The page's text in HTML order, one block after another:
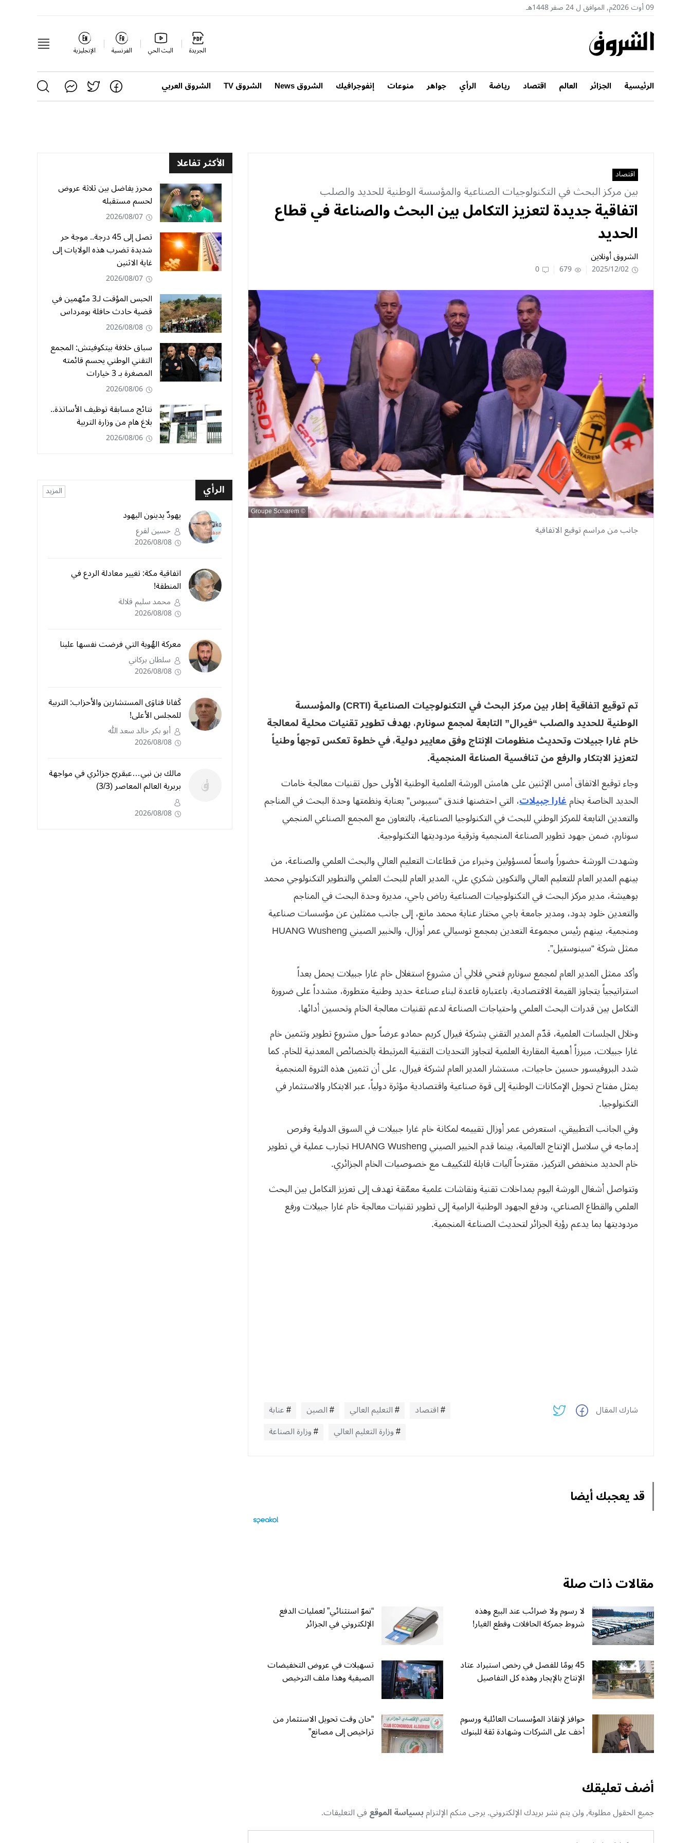
09 أوت 2026م, الموافق ل 24 صفر 1448هـ
الجريدة البث الحي الفرنسية الإنجليزية
الرئيسية الجزائر العالم اقتصاد رياضة الرأي جواهر منوعات إنفوجرافيك الشروق News الشروق TV الشروق العربي
اقتصاد
بين مركز البحث في التكنولوجيات الصناعية والمؤسسة الوطنية للحديد والصلب
اتفاقية جديدة لتعزيز التكامل بين البحث والصناعة في قطاع
الحديد
الشروق أونلاين
2025/12/02
679
0
Groupe Sonarem
جانب من مراسم توقيع الاتفاقية
تم توقيع اتفاقية إطار بين مركز البحث في التكنولوجيات الصناعية(CRTI)
والمؤسسة
الوطنية للحديد والصلب“فيرال”التابعة لمجمع سونارم، بهدف تطوير تقنيات محلية لمعالجة
خام غارا جبيلات وتحديث منظومات الإنتاج وفق معايير دولية، في خطوة تعكس توجهاً وطنياً
لتعزيز الابتكار والرفع من تنافسية الصناعة المنجمية.
وجاء توقيع الاتفاق أمس الإثنين على هامش الورشة العلمية الوطنية الأولى حول تقنيات معالجة خامات
الحديد الخاصة بخامغارا جبيلات، التي احتضنها فندق “سيبوس” بعنابة ونظمتها وحدة البحث في المناجم
والتعدين التابعة للمركز الوطني للبحث في التكنولوجيا الصناعية، بالتعاون مع المجمع الصناعي المنجمي
سونارم، ضمن جهود تطوير الصناعة المنجمية وترقية مردوديتها التكنولوجية.
وشهدت الورشة حضوراً واسعاً لمسؤولين وخبراء من قطاعات التعليم العالي والبحث العلمي والصناعة، من
بينهم المدير العام للتعليم العالي والتكوين شكري علي، المدير العام للبحث العلمي والتطوير التكنولوجي محمد
بوهيشة، مدير مركز البحث في التكنولوجيات الصناعية رياض باجي، مديرة وحدة البحث في المناجم
والتعدين خلود بدود، ومدير جامعة باجي مختار عنابة محمد مانع، إلى جانب ممثلين عن مؤسسات صناعية
ومنجمية، بينهم رئيس مجموعة التعدين بمجمع توسيالي عمر أوزال، والخبير الصيني HUANG Wusheng
ممثل شركة “سينوستيل”.
وأكد ممثل المدير العام لمجمع سونارم فتحي فلالي أن مشروع استغلال خام غارا جبيلات يحمل بعداً
استراتيجياً يتجاوز القيمة الاقتصادية، باعتباره قاعدة لبناء صناعة حديد وطنية متطورة، مشدداً على ضرورة
التكامل بين قدرات البحث العلمي واحتياجات الصناعة لدعم تقنيات معالجة الخام وتحسين أدائها.
وخلال الجلسات العلمية، قدّم المدير التقني بشركة فيرال كريم حمادو عرضاً حول مشروع تطوير وتثمين خام
غارا جبيلات، مبرزاً أهمية المقاربة العلمية لتجاوز التحديات التقنية المرتبطة بالخصائص المعدنية للخام. كما
شدد البروفيسور حسين حاجيات، مستشار المدير العام لشركة فيرال، على أن تثمين هذه الثروة المنجمية
يمثل مفتاح تحويل الإمكانات الوطنية إلى قوة صناعية واقتصادية مؤثرة دولياً، عبر الابتكار والاستثمار في
التكنولوجيا.
وفي الجانب التطبيقي، استعرض عمر أوزال تقييمه لمكانة خام غارا جبيلات في السوق الدولية وفرص
إدماجه في سلاسل الإنتاج العالمية، بينما قدم الخبير الصيني HUANG Wusheng تجارب عملية في تطوير
خام الحديد منخفض التركيز، مقترحاً آليات قابلة للتكييف مع خصوصيات الخام الجزائري.
وتتواصل أشغال الورشة اليوم بمداخلات تقنية ونقاشات علمية معمّقة تهدف إلى تعزيز التكامل بين البحث
العلمي والقطاع الصناعي، ودفع الجهود الوطنية الرامية إلى تطوير تقنيات معالجة خام غارا جبيلات ورفع
مردوديتها بما يدعم رؤية الجزائر لتحديث الصناعة المنجمية.
شارك المقال اقتصاد التعليم العالي الصين
عنابة
وزارة التعليم العالي
وزارة الصناعة
قد يعجبك أيضا
مقالات ذات صلة
لا رسوم ولا ضرائب عند البيع وهذه
شروط جمركة الحافلات وقطع الغيار!
“نموّ استثنائي” لعمليات الدفع
الإلكتروني في الجزائر
45 يومًا للفصل في رخص استيراد عتاد
الإنتاج بالإيجار وهذه كل التفاصيل
تسهيلات في عروض التخفيضات
الصيفية وهذا ملف الترخيص
حوافز لإنقاذ المؤسسات العائلية ورسوم
أخف على الشركات وشهادة ثقة للبنوك
“حان وقت تحويل الاستثمار من
تراخيص إلى مصانع”
أضف تعليقك
جميع الحقول مطلوبة, ولن يتم نشر بريدك الإلكتروني. يرجى منكم الإلتزامبسياسة الموقعفي التعليقات.
الأكثر تفاعلا
محرز يفاضل بين ثلاثة عروض
لحسم مستقبله
2026/08/07
تصل إلى 45 درجة.. موجة حر
شديدة تضرب هذه الولايات إلى
غاية الاثنين
2026/08/07
الحبس المؤقت لـ3 متّهمين في
قضية حادث حافلة بومرداس
2026/08/08
سباق خلافة بيتكوفيتش: المجمع
التقني الوطني يحسم قائمته
المصغرة بـ 3 خيارات
2026/08/06
نتائج مسابقة توظيف الأساتذة..
بلاغ هام من وزارة التربية
2026/08/06
الرأي المزيد
يهودٌ يدينون اليهود
حسين لقرع
2026/08/08
اتفاقية مكة: تغيير معادلة الردع في
المنطقة!
محمد سليم قلالة
2026/08/08
معركة الهُوية التي فرضت نفسها علينا
سلطان بركاني
2026/08/08
كَفانا فتاوَى المستشارين والأحزاب: التربية
للمجلس الأعلى!
أبو بكر خالد سعد الله
2026/08/08
مالك بن نبي…عبقريّ جزائري في مواجهة
بربرية العالم المعاصر (3/3)
2026/08/08